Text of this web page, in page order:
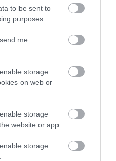
to be sent to
purposes.
me
storage
on web or
storage
website or app.
storage
με